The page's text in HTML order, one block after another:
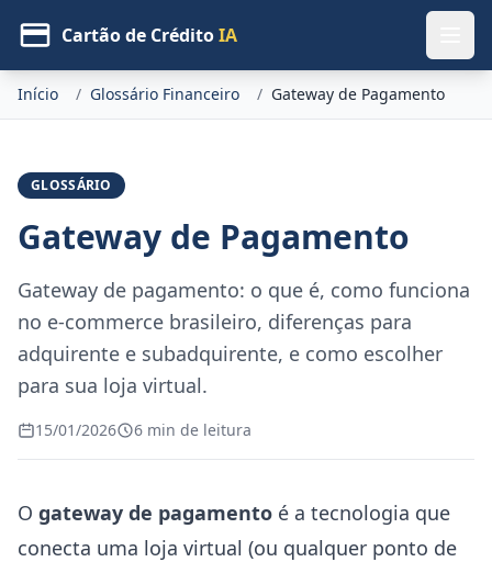
Cartão de CréditoIA
Início / Glossário Financeiro / Gateway de Pagamento
GLOSSÁRIO
Gateway de Pagamento
Gateway de pagamento: o que é, como funciona
no e-commerce brasileiro, diferenças para
adquirente e subadquirente, e como escolher
para sua loja virtual.
15/01/2026 6 min de leitura
O gateway de pagamento é a tecnologia que
conecta uma loja virtual (ou qualquer ponto de